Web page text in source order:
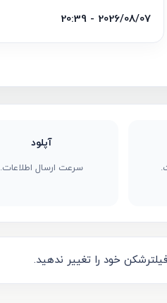
2026/08/07 - 20:39
آپلود
سرعت ارسال اطلاعات.
خود را تغییر ندهید.